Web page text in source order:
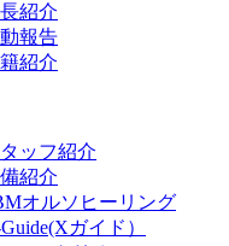
紹介
報告
紹介
ッフ紹介
紹介
オルソヒーリング
ガイド）